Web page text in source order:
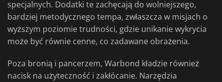
specjalnych. Dodatki te zachęcają do wolniejszego,
bardziej metodycznego tempa, zwłaszcza w misjach o
wyższym poziomie trudności, gdzie unikanie wykrycia
może być równie cenne, co zadawane obrażenia.
Poza bronią i pancerzem, Warbond kładzie również
nacisk na użyteczność i zakłócanie. Narzędzia